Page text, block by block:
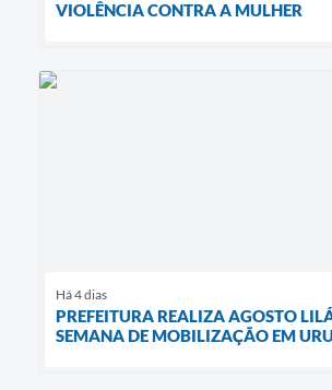
VIOLÊNCIA CONTRA A MULHER
Há 4 dias
PREFEITURA REALIZA AGOSTO
SEMANA DE MOBILIZAÇÃO EM